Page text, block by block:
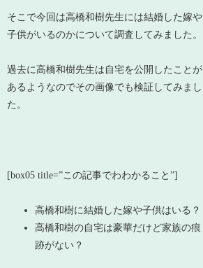
そこで今回は高橋和樹先生には結婚した嫁や
子供がいるのかについて調査してみました。
過去に高橋和樹先生は自宅を公開したことが
あるようなのでその画像でも検証してみまし
た。
[box05 title=”この記事でわわかること”]
高橋和樹に結婚した嫁や子供はいる？
高橋和樹の自宅は豪華だけど家族の痕
跡がない？